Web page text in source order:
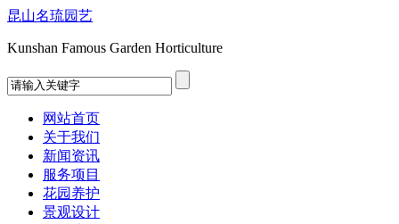
昆山名琉园艺
Kunshan Famous Garden Horticulture
网站首页
关于我们
新闻资讯
服务项目
花园养护
景观设计